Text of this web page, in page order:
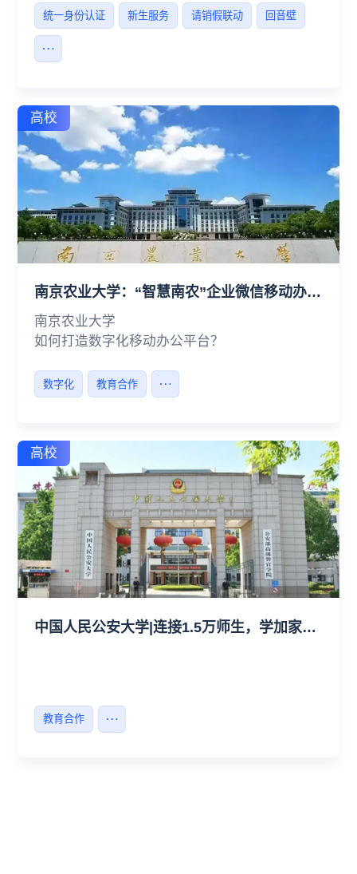
统一身份认证 新生服务 请销假联动 回音壁
高校
南京农业大学：“智慧南农”企业微信移动办公平台正式上线
南京农业大学
如何打造数字化移动办公平台？
数字化 教育合作
高校
中国人民公安大学|连接1.5万师生，学加家数字后勤实现效率飞跃
教育合作